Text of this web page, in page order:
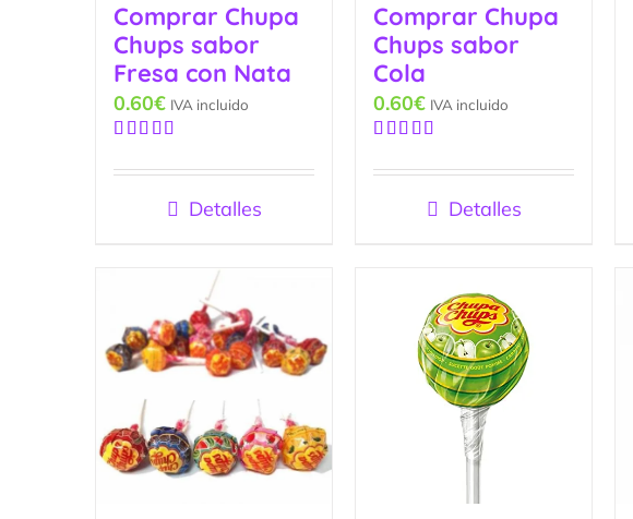
Comprar Chupa
Chups sabor
Fresa con Nata
con5.00de
0.60€ IVA incluido
Detalles
Comprar Chupa
Chups sabor
Cola
con4.83de
0.60€ IVA incluido
Detalles